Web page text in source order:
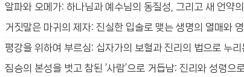
알파와 오메가: 하나님과 예수님의 동질성, 그리고 새 언약
거짓말은 마귀의 제자: 진실한 입술로 맺는 생명의 열매와
평강을 위하여 부르심: 십자가의 보혈과 진리의 법으로 누
짐승의 본성을 벗고 참된 ‘사람’으로 거듭남: 진리와 성령으